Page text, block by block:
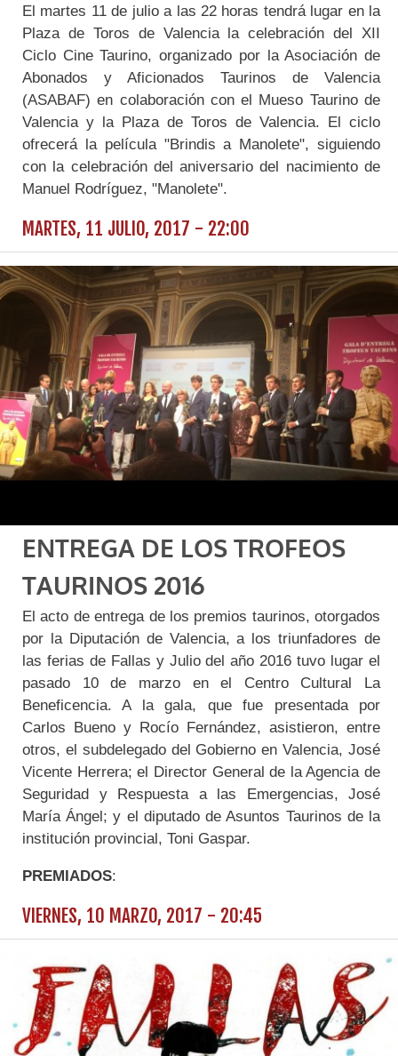
El martes 11 de julio a las 22 horas tendrá lugar en la
Plaza de Toros de Valencia la celebración del XII
Ciclo Cine Taurino, organizado por la Asociación de
Abonados y Aficionados Taurinos de Valencia
(ASABAF) en colaboración con el Mueso Taurino de
Valencia y la Plaza de Toros de Valencia. El ciclo
ofrecerá la película "Brindis a Manolete", siguiendo
con la celebración del aniversario del nacimiento de
Manuel Rodríguez, "Manolete".
MARTES, 11 JULIO, 2017 - 22:00
ENTREGA DE LOS TROFEOS
TAURINOS 2016
El acto de entrega de los premios taurinos, otorgados
por la Diputación de Valencia, a los triunfadores de
las ferias de Fallas y Julio del año 2016 tuvo lugar el
pasado 10 de marzo en el Centro Cultural La
Beneficencia. A la gala, que fue presentada por
Carlos Bueno y Rocío Fernández, asistieron, entre
otros, el subdelegado del Gobierno en Valencia, José
Vicente Herrera; el Director General de la Agencia de
Seguridad y Respuesta a las Emergencias, José
María Ángel; y el diputado de Asuntos Taurinos de la
institución provincial, Toni Gaspar.
PREMIADOS:
VIERNES, 10 MARZO, 2017 - 20:45